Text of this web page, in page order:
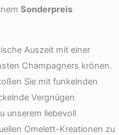
Sonderpreis
Auszeit mit einer
Champagners krönen.
Sie mit funkelnden
Vergnügen
unserem liebevoll
Omelett-Kreationen zu